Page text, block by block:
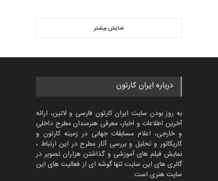
کارتون CARTUNION ، …
جشنواره بین‌المللی کارتون
مدارس پرتغال، ۲۰۲۷
پنجمین مسابقۀ بین‌المللی
کارتون طنز «کلاه‌ای…
مهلت 5 ماه دیگر
گالری حدود یک ماه قبل
نمایش بیشتر
درباره ایران کارتون
به روز بودن سایت ایران کارتون فارسی و لاتین، ارائه
آخرین اطلاعات و اخبار، معرفی هنرمندان مطرح داخلی
و خارجی، اعلام مسابقات جهانی در زمینه کارتون و
کاریکاتور و تحلیل و بررسی آثار مطرح در این ارتباط ،
نمایش فیلم های آموزشی و گذاشتن هزاران تصویر در
گالری های این سایت تنها گوشه ای از فعالیت های این
سایت هنری است.